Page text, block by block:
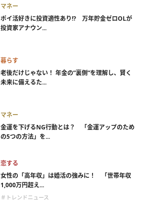
マネー
ポイ活好きに投資適性あり!? 万年貯金ゼロOLが
投資家アナウン...
暮らす
老後だけじゃない！ 年金の”裏側”を理解し、賢く
未来に備えるた...
マネー
金運を下げるNG行動とは？ 「金運アップのため
の5つの方法」を...
恋する
女性の「高年収」は婚活の強みに！ 「世帯年収
1,000万円超え...
＃トレンドニュース